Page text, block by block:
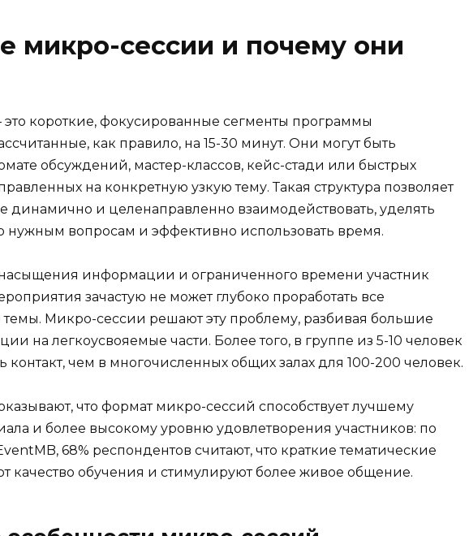
микро-сессии и почему они
короткие, фокусированные сегменты программы
как правило, на 15-30 минут. Они могут быть
обсуждений, мастер-классов, кейс-стади или быстрых
на конкретную узкую тему. Такая структура позволяет
динамично и целенаправленно взаимодействовать, уделять
нужным вопросам и эффективно использовать время.
информации и ограниченного времени участник
зачастую не может глубоко проработать все
Микро-сессии решают эту проблему, разбивая большие
на легкоусвояемые части. Более того, в группе из 5-10 человек
контакт, чем в многочисленных общих залах для 100-200 человек.
что формат микро-сессий способствует лучшему
и более высокому уровню удовлетворения участников: по
68% респондентов считают, что краткие тематические
качество обучения и стимулируют более живое общение.